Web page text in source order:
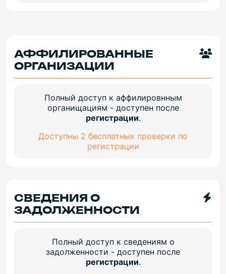
АФФИЛИРОВАННЫЕ
ОРГАНИЗАЦИИ
Полный доступ к аффилировнным
органищациям - доступен после
регистрации.
Доступны 2 бесплатных проверки по
регистрации
СВЕДЕНИЯ О
ЗАДОЛЖЕННОСТИ
Полный доступ к сведениям о
задолженности - доступен после
регистрации.